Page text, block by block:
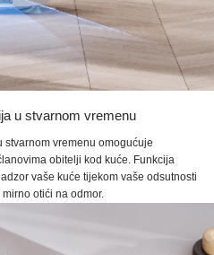
u stvarnom vremenu
stvarnom vremenu omogućuje
obitelji kod kuće. Funkcija
vaše kuće tijekom vaše odsutnosti
otići na odmor.